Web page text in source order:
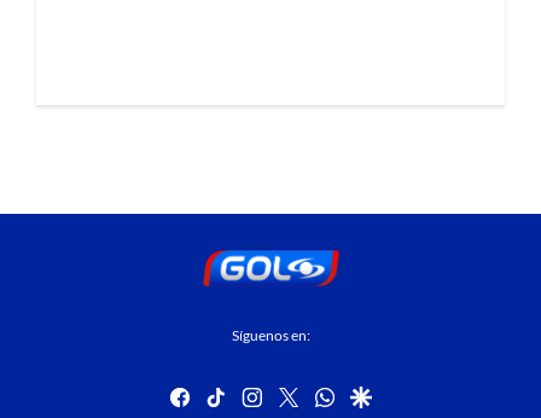
Síguenos en:
facebook
tiktok instagram
twitterwhatsapp
google